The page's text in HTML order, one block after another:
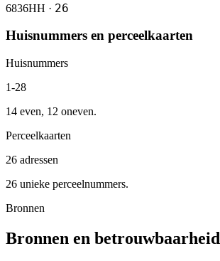
6836HH · 26
Huisnummers en perceelkaarten
Huisnummers
1-28
14 even, 12 oneven.
Perceelkaarten
26 adressen
26 unieke perceelnummers.
Bronnen
Bronnen en betrouwbaarheid